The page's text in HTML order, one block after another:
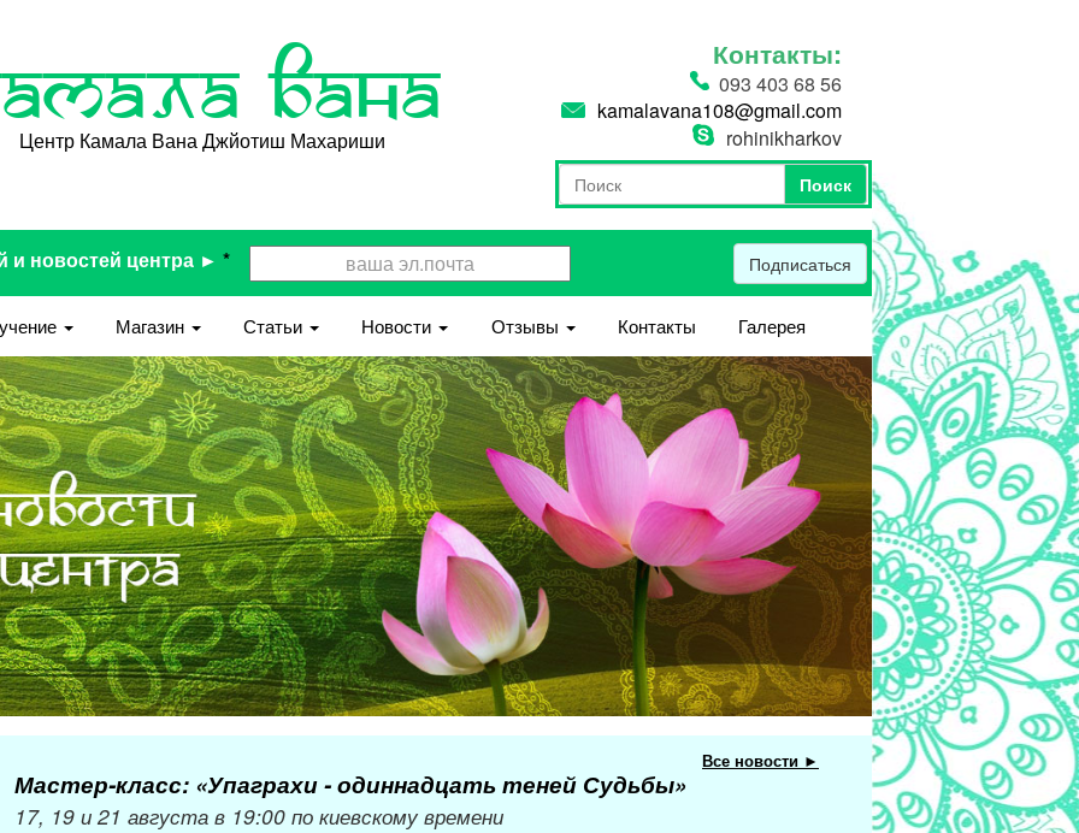
Вана
Центр Камала Вана Джйотиш Махариши
Контакты:
093 403 68 56
kamalavana108@gmail.com
rohinikharkov
Форма поиска
Поиск
Поиск
и новостей центра ► * Подписаться
Магазин Статьи Новости Отзывы Контакты Галерея
Все новости ►
Мастер-класс: «Упаграхи - одиннадцать теней Судьбы»
17, 19 и 21 августа в 19:00 по киевскому времени